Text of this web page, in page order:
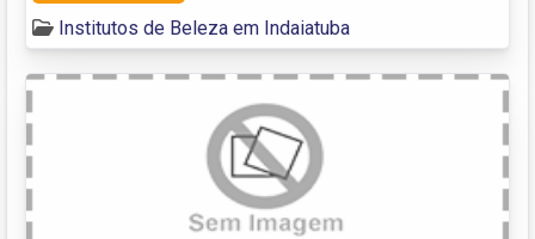
Institutos de Beleza em Indaiatuba